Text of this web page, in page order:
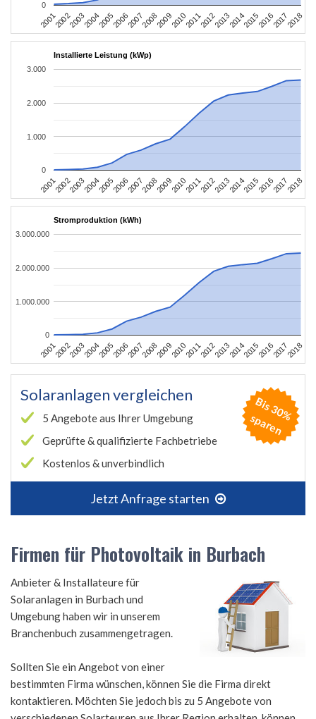
200120022003200420052006200720082009201020112012201320142015201620172018
0
Installierte Leistung (kWp)
200120022003200420052006200720082009201020112012201320142015201620172018
0
1.000
2.000
3.000
Stromproduktion (kWh)
200120022003200420052006200720082009201020112012201320142015201620172018
0
1.000.000
2.000.000
3.000.000
Solaranlagen vergleichen
5 Angebote aus Ihrer Umgebung
Geprüfte & qualifizierte Fachbetriebe
Kostenlos & unverbindlich
Jetzt Anfrage starten
B
is
3
0
%
s
p
a
r
e
n
Firmen für Photovoltaik in Burbach
Anbieter & Installateure für
Solaranlagen in Burbach und
Umgebung haben wir in unserem
Branchenbuch zusammengetragen.
Sollten Sie ein Angebot von einer
bestimmten Firma wünschen, können Sie die Firma direkt
kontaktieren. Möchten Sie jedoch bis zu 5 Angebote von